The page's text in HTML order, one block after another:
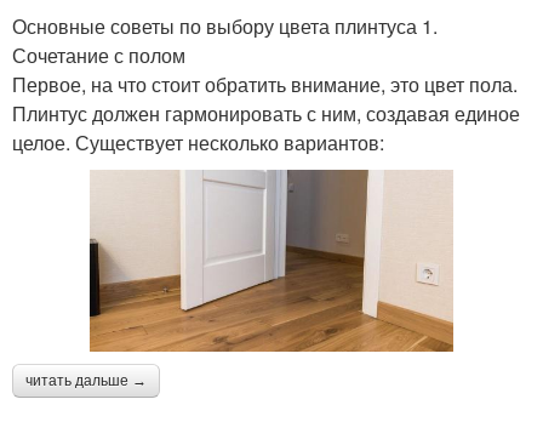
Основные советы по выбору цвета плинтуса 1.
Сочетание с полом
Первое, на что стоит обратить внимание, это цвет пола.
Плинтус должен гармонировать с ним, создавая единое
целое. Существует несколько вариантов:
читать дальше →